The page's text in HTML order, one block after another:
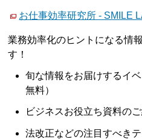
お仕事効率研究所 - SMILE
業務効率化のヒントになる情
す！
旬な情報をお届けするイ
無料）
ビジネスお役立ち資料の
法改正などの注目すべき